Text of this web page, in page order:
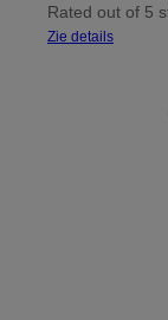
Rated out of 5
Zie details